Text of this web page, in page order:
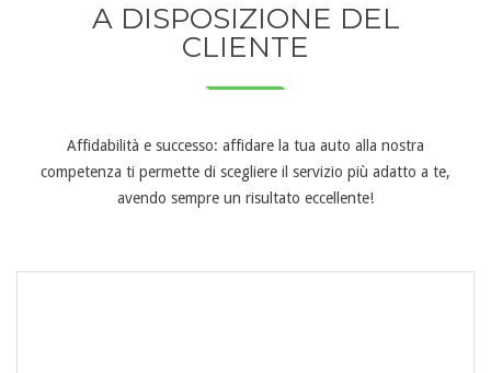
A DISPOSIZIONE DEL
CLIENTE
Affidabilità e successo: affidare la tua auto alla nostra
competenza ti permette di scegliere il servizio più adatto a te,
avendo sempre un risultato eccellente!